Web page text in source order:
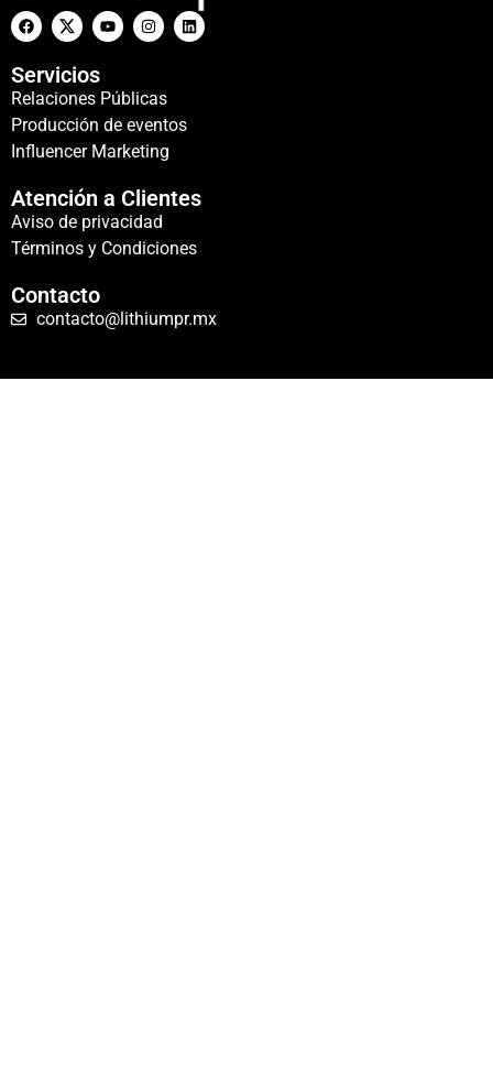
Servicios
Relaciones Públicas
Producción de eventos
Influencer Marketing
Atención a Clientes
Aviso de privacidad
Términos y Condiciones
Contacto
contacto@lithiumpr.mx